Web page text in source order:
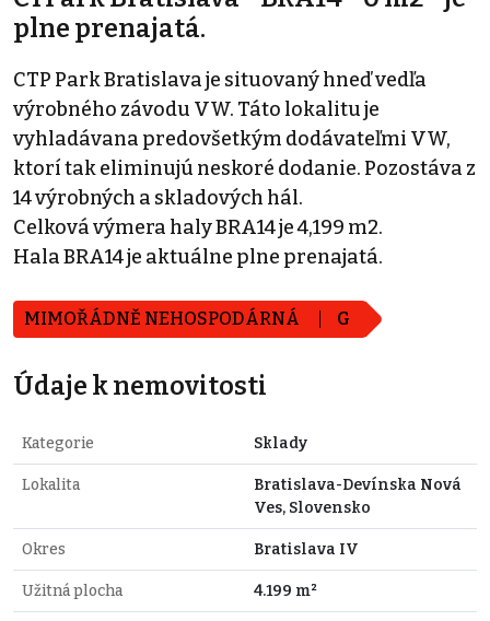
plne prenajatá.
CTP Park Bratislava je situovaný hneď vedľa
výrobného závodu VW. Táto lokalitu je
vyhladávana predovšetkým dodávateľmi VW,
ktorí tak eliminujú neskoré dodanie. Pozostáva z
14 výrobných a skladových hál.
Celková výmera haly BRA14 je 4,199 m2.
Hala BRA14 je aktuálne plne prenajatá.
MIMOŘÁDNĚ NEHOSPODÁRNÁ G
Údaje k nemovitosti
Kategorie Sklady
Lokalita
Bratislava-Devínska Nová
Ves, Slovensko
Okres Bratislava IV
Užitná plocha 4.199 m²